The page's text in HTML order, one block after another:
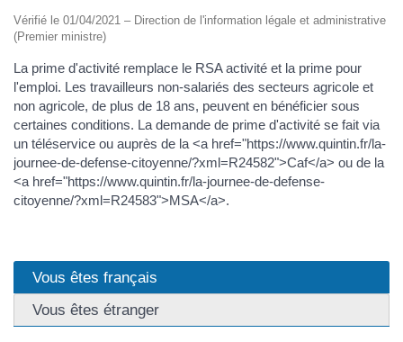
Vérifié le 01/04/2021 – Direction de l'information légale et administrative
(Premier ministre)
La prime d'activité remplace le RSA activité et la prime pour
l'emploi. Les travailleurs non-salariés des secteurs agricole et
non agricole, de plus de 18 ans, peuvent en bénéficier sous
certaines conditions. La demande de prime d'activité se fait via
un téléservice ou auprès de la <a href="https://www.quintin.fr/la-
journee-de-defense-citoyenne/?xml=R24582">Caf</a> ou de la
<a href="https://www.quintin.fr/la-journee-de-defense-
citoyenne/?xml=R24583">MSA</a>.
Vous êtes français
Vous êtes étranger